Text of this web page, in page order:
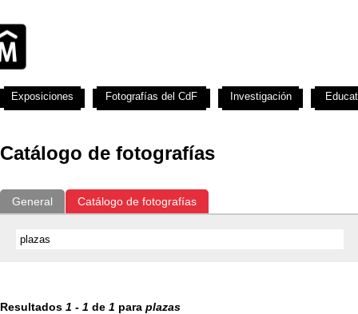
Catálogo de fotografías
General Catálogo de fotografías
Resultados 1 - 1 de 1 para plazas
Exposiciones Fotografías del CdF Investigación